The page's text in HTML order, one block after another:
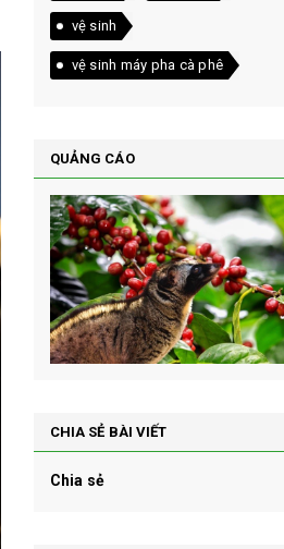
vệ sinh
vệ sinh máy pha cà phê
QUẢNG CÁO
CHIA SẺ BÀI VIẾT
Chia sẻ